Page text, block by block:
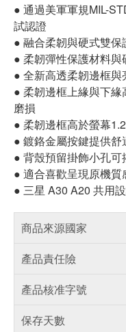
● 通過美軍軍規MIL-
試認證
● 融合柔韌與硬式雙
● 柔韌彈性保護材料
● 全新高透柔韌邊框
● 柔韌邊框上緣與下
磨損
● 柔韌邊框高於螢幕
● 鍍鉻金屬按鍵提供
● 背殼預留掛飾小孔
● 適合喜歡呈現原機
● 三星 A30 A20 共用
商品來源國家
產品責任險
產品核准字號
保存天數